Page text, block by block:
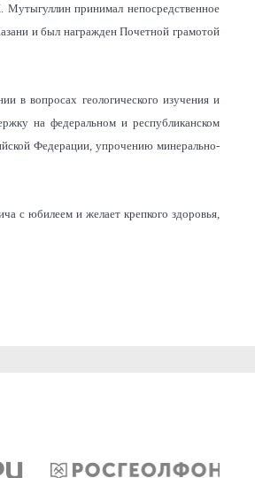
принимал непосредственное
и был награжден Почетной грамотой
в вопросах геологического изучения и
на федеральном и республиканском
Федерации, упрочению минерально-
с юбилеем и желает крепкого здоровья,